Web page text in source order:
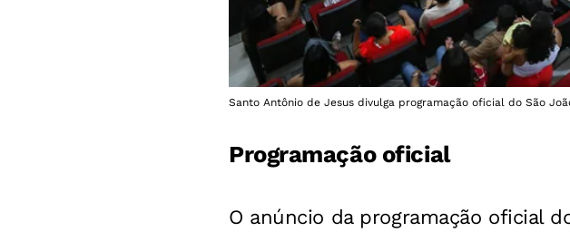
Santo Antônio de Jesus divulga programação oficial do São
Programação oficial
O anúncio da programação oficial